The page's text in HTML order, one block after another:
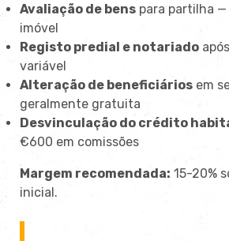
Avaliação de bens para partilha
imóvel
Registo predial e notariado
variável
Alteração de beneficiários em
geralmente gratuita
Desvinculação do crédito
€600 em comissões
Margem recomendada: 15-20%
inicial.